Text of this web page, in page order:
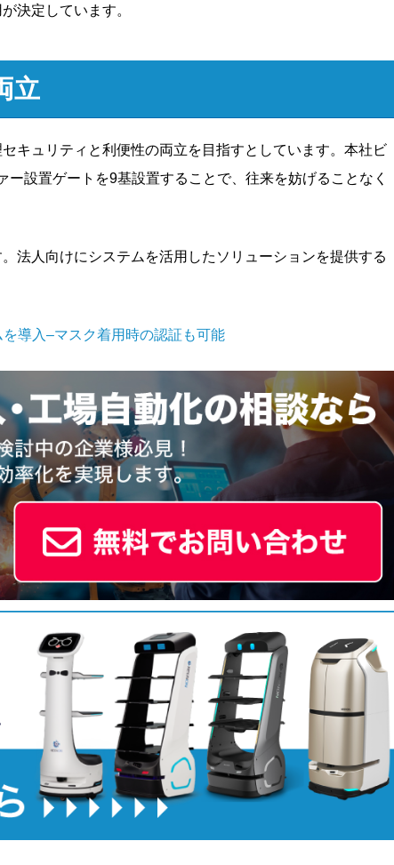
決定しています。
立
キュリティと利便性の両立を目指すとしています。本社ビ
設置ゲートを9基設置することで、往来を妨げることなく
法人向けにシステムを活用したソリューションを提供する
導入–マスク着用時の認証も可能